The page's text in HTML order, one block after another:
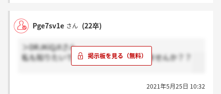
Pge7sv1e さん (22卒)
＞DRJKiQJtさん
私も知りたいです！誰かご存じの方いませんか？？
2021年5月25日 10:32